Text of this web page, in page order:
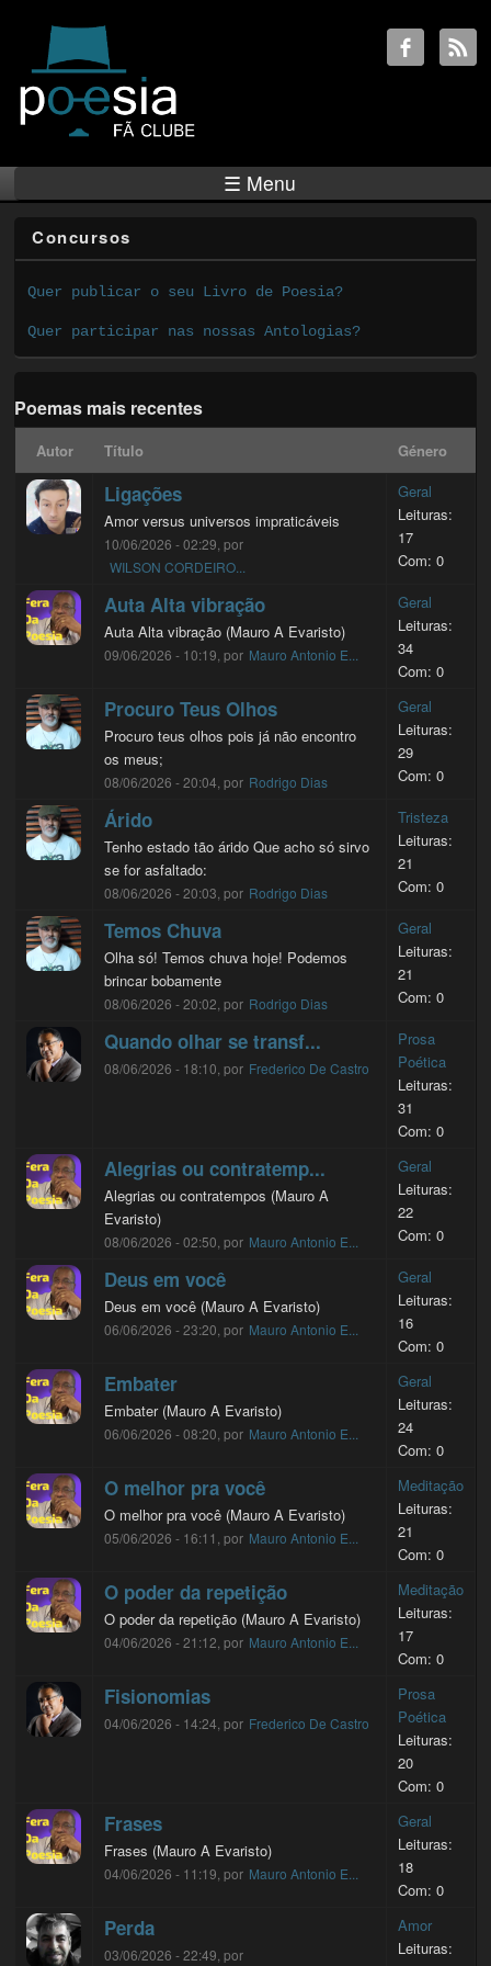
☰ Menu
Concursos
Quer publicar o seu Livro de Poesia?
Quer participar nas nossas Antologias?
Poemas mais recentes
Autor Título Género
Ligações
Amor versus universos impraticáveis
10/06/2026 - 02:29, por
WILSON CORDEIRO...
Geral
Leituras:
17
Com: 0
Auta Alta vibração
Auta Alta vibração (Mauro A Evaristo)
09/06/2026 - 10:19, por Mauro Antonio E...
Geral
Leituras:
34
Com: 0
Procuro Teus Olhos
Procuro teus olhos pois já não encontro
os meus;
08/06/2026 - 20:04, por Rodrigo Dias
Geral
Leituras:
29
Com: 0
Árido
Tenho estado tão árido Que acho só sirvo
se for asfaltado:
08/06/2026 - 20:03, por Rodrigo Dias
Tristeza
Leituras:
21
Com: 0
Temos Chuva
Olha só! Temos chuva hoje! Podemos
brincar bobamente
08/06/2026 - 20:02, por Rodrigo Dias
Geral
Leituras:
21
Com: 0
Quando olhar se transf...
08/06/2026 - 18:10, por Frederico De Castro
Prosa
Poética
Leituras:
31
Com: 0
Alegrias ou contratemp...
Alegrias ou contratempos (Mauro A
Evaristo)
08/06/2026 - 02:50, por Mauro Antonio E...
Geral
Leituras:
22
Com: 0
Deus em você
Deus em você (Mauro A Evaristo)
06/06/2026 - 23:20, por Mauro Antonio E...
Geral
Leituras:
16
Com: 0
Embater
Embater (Mauro A Evaristo)
06/06/2026 - 08:20, por Mauro Antonio E...
Geral
Leituras:
24
Com: 0
O melhor pra você
O melhor pra você (Mauro A Evaristo)
05/06/2026 - 16:11, por Mauro Antonio E...
Meditação
Leituras:
21
Com: 0
O poder da repetição
O poder da repetição (Mauro A Evaristo)
04/06/2026 - 21:12, por Mauro Antonio E...
Meditação
Leituras:
17
Com: 0
Fisionomias
04/06/2026 - 14:24, por Frederico De Castro
Prosa
Poética
Leituras:
20
Com: 0
Frases
Frases (Mauro A Evaristo)
04/06/2026 - 11:19, por Mauro Antonio E...
Geral
Leituras:
18
Com: 0
Perda
03/06/2026 - 22:49, por
Amor
Leituras: